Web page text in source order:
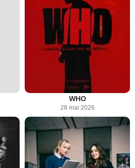
WHO
28 mai 2026